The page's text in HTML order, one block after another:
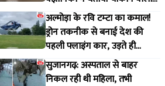
सच
अल्मोड़ा के रवि टम्टा का कमाल!
ड्रोन तकनीक से बनाई देश की
पहली फ्लाइंग कार, उड़ते ही
वायरल हुआ वीडियो
सुजानगढ़: अस्पताल से बाहर
निकल रही थी महिला, तभी